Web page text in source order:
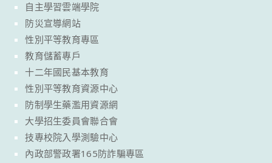
自主學習雲端學院
防災宣導網站
性別平等教育專區
教育儲蓄專戶
十二年國民基本教育
性別平等教育資源中心
防制學生藥濫用資源網
大學招生委員會聯合會
技專校院入學測驗中心
內政部警政署165防詐騙專區